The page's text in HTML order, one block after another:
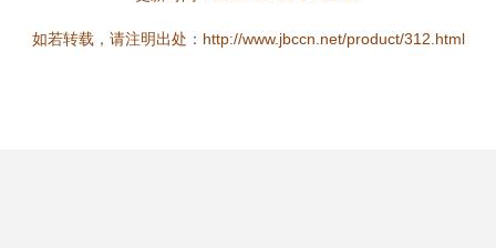
如若转载，请注明出处：http://www.jbccn.net/product/312.html